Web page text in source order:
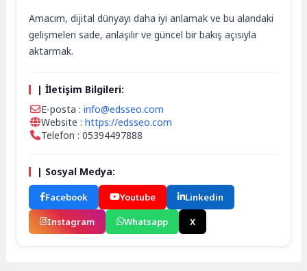
Amacım, dijital dünyayı daha iyi anlamak ve bu alandaki
gelişmeleri sade, anlaşılır ve güncel bir bakış açısıyla
aktarmak.
| İletişim Bilgileri:
E-posta :info@edsseo.com
Website :https://edsseo.com
Telefon : 05394497888
| Sosyal Medya:
Facebook Youtube
Linkedin
Instagram
Whatsapp X